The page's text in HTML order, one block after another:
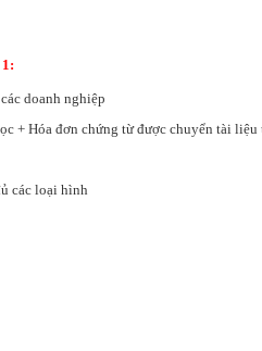
doanh nghiệp
+ Hóa đơn chứng từ được chuyển tài
các loại hình